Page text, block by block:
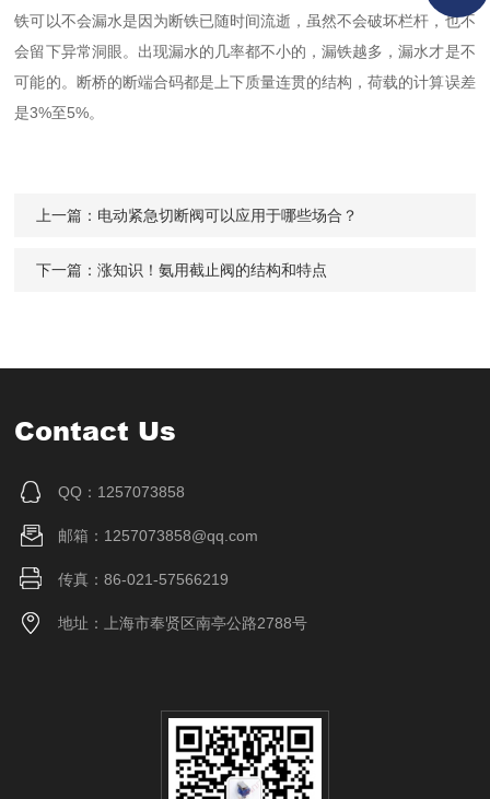
铁可以不会漏水是因为断铁已随时间流逝，虽然不会破坏栏杆，也不
会留下异常洞眼。出现漏水的几率都不小的，漏铁越多，漏水才是不
可能的。断桥的断端合码都是上下质量连贯的结构，荷载的计算误差
是3%至5%。
上一篇： 电动紧急切断阀可以应用于哪些场合？
下一篇：涨知识！氨用截止阀的结构和特点
Contact Us
QQ：1257073858
邮箱：1257073858@qq.com
传真：86-021-57566219
地址：上海市奉贤区南亭公路2788号